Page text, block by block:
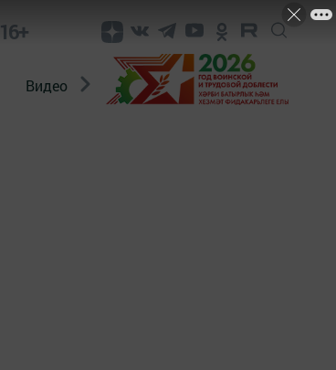
16+
Видео Конкурсы ЭтноДети